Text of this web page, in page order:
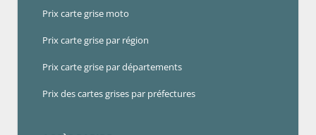
Prix carte grise moto
Prix carte grise par région
Prix carte grise par départements
Prix des cartes grises par préfectures